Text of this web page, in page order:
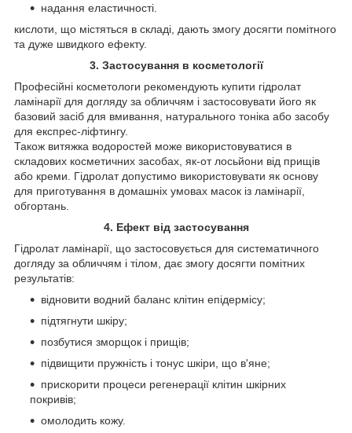
надання еластичності.
кислоти, що містяться в складі, дають змогу досягти помітного
та дуже швидкого ефекту.
3. Застосування в косметології
Професійні косметологи рекомендують купити гідролат
ламінарії для догляду за обличчям і застосовувати його як
базовий засіб для вмивання, натурального тоніка або засобу
для експрес-ліфтингу.
Також витяжка водоростей може використовуватися в
складових косметичних засобах, як-от лосьйони від прищів
або креми. Гідролат допустимо використовувати як основу
для приготування в домашніх умовах масок із ламінарії,
обгортань.
4. Ефект від застосування
Гідролат ламінарії, що застосовується для систематичного
догляду за обличчям і тілом, дає змогу досягти помітних
результатів:
відновити водний баланс клітин епідермісу;
підтягнути шкіру;
позбутися зморщок і прищів;
підвищити пружність і тонус шкіри, що в'яне;
прискорити процеси регенерації клітин шкірних
покривів;
омолодить кожу.